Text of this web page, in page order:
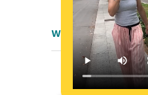
wiersze okresu